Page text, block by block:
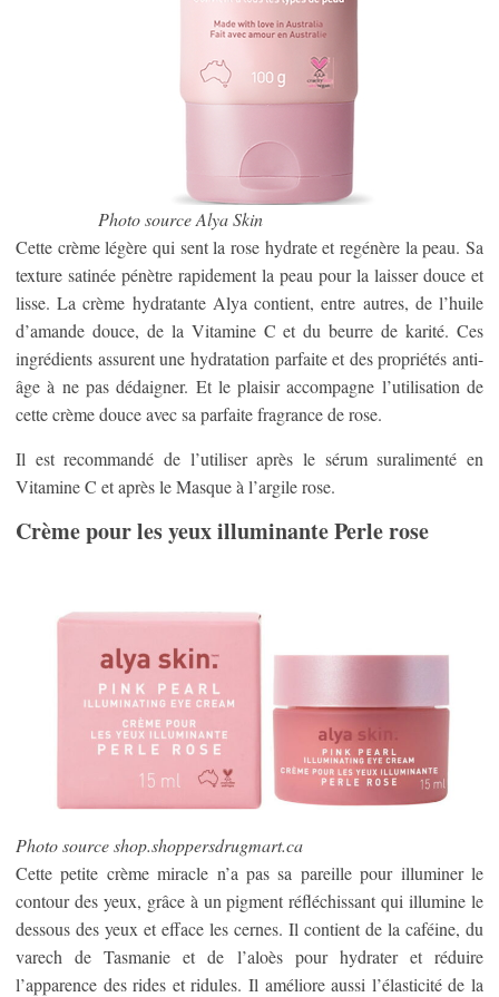
Photo source Alya Skin
Cette crème légère qui sent la rose hydrate et regénère la peau. Sa
texture satinée pénètre rapidement la peau pour la laisser douce et
lisse. La crème hydratante Alya contient, entre autres, de l’huile
d’amande douce, de la Vitamine C et du beurre de karité. Ces
ingrédients assurent une hydratation parfaite et des propriétés anti-
âge à ne pas dédaigner. Et le plaisir accompagne l’utilisation de
cette crème douce avec sa parfaite fragrance de rose.
Il est recommandé de l’utiliser après le sérum suralimenté en
Vitamine C et après le Masque à l’argile rose.
Crème pour les yeux illuminante Perle rose
Photo source shop.shoppersdrugmart.ca
Cette petite crème miracle n’a pas sa pareille pour illuminer le
contour des yeux, grâce à un pigment réfléchissant qui illumine le
dessous des yeux et efface les cernes. Il contient de la caféine, du
varech de Tasmanie et de l’aloès pour hydrater et réduire
l’apparence des rides et ridules. Il améliore aussi l’élasticité de la